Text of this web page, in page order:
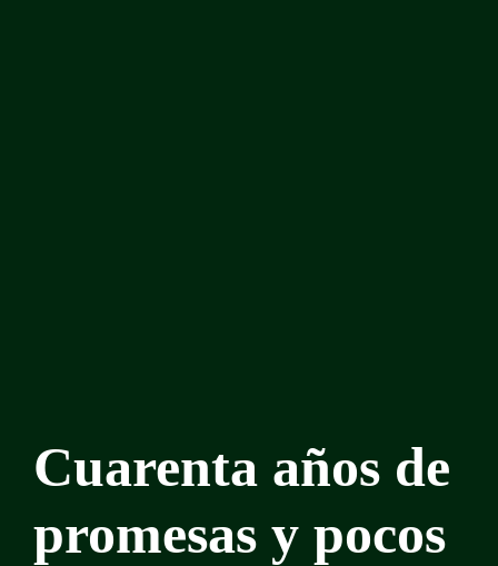
Cuarenta años de
promesas y pocos